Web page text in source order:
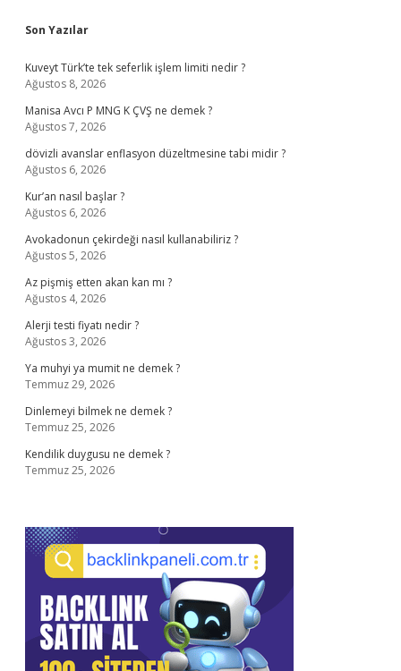
Sidebar
Son Yazılar
Kuveyt Türk’te tek seferlik işlem limiti nedir ?
Ağustos 8, 2026
Manisa Avcı P MNG K ÇVŞ ne demek ?
Ağustos 7, 2026
dövizli avanslar enflasyon düzeltmesine tabi midir ?
Ağustos 6, 2026
Kur’an nasıl başlar ?
Ağustos 6, 2026
Avokadonun çekirdeği nasıl kullanabiliriz ?
Ağustos 5, 2026
Az pişmiş etten akan kan mı ?
Ağustos 4, 2026
Alerji testi fiyatı nedir ?
Ağustos 3, 2026
Ya muhyi ya mumit ne demek ?
Temmuz 29, 2026
Dinlemeyi bilmek ne demek ?
Temmuz 25, 2026
Kendilik duygusu ne demek ?
Temmuz 25, 2026